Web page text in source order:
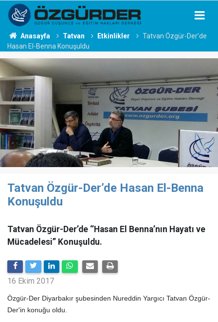
Anasayfa Tatvan Etkinlikler
Tatvan Özgür-Der’de
Hasan El-Benna Konuşuldu
Tatvan Özgür-Der’de Hasan El-Benna
Konuşuldu
Tatvan Özgür-Der’de ‘’Hasan El Benna’nın Hayatı ve
Mücadelesi’’ Konuşuldu.
16 Ekim 2017
Özgür-Der Diyarbakır şubesinden Nureddin Yargıcı Tatvan Özgür-
Der'in konuğu oldu.